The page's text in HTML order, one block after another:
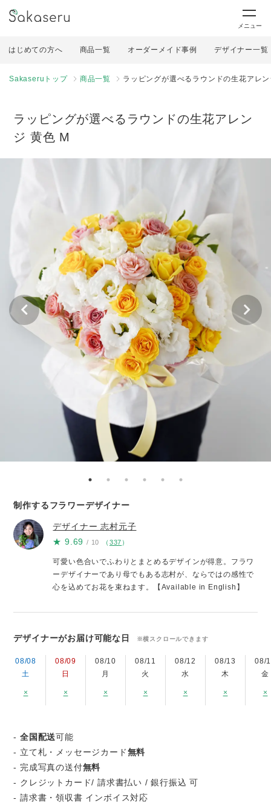
メニュー
はじめての方へ 商品一覧 オーダーメイド事例 デザイナー一覧
Sakaseruトップ 商品一覧 ラッピングが選べるラウンドの生花アレ
ラッピングが選べるラウンドの生花アレン
ジ 黄色 M
制作するフラワーデザイナー
デザイナー志村元子
★ 9.69 / 10 （ 337 ）
可愛い色合いでふわりとまとめるデザインが得意。フラワ
ーデザイナーであり母でもある志村が、ならではの感性で
心を込めてお花を束ねます。【Available in English】
デザイナーがお届け可能な日 ※横スクロールできます
08/08
土
×
08/09
日
×
08/10
月
×
08/11
火
×
08/12
水
×
08/13
木
×
08/
金
×
-全国配送可能
- 立て札・メッセージカード無料
- 完成写真の送付無料
- クレジットカード/ 請求書払い / 銀行振込 可
- 請求書・領収書 インボイス対応